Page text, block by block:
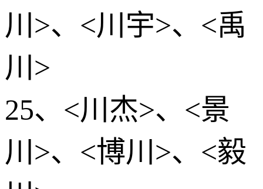
川>、<川宇>、<禹
川>
25、<川杰>、<景
川>、<博川>、<毅